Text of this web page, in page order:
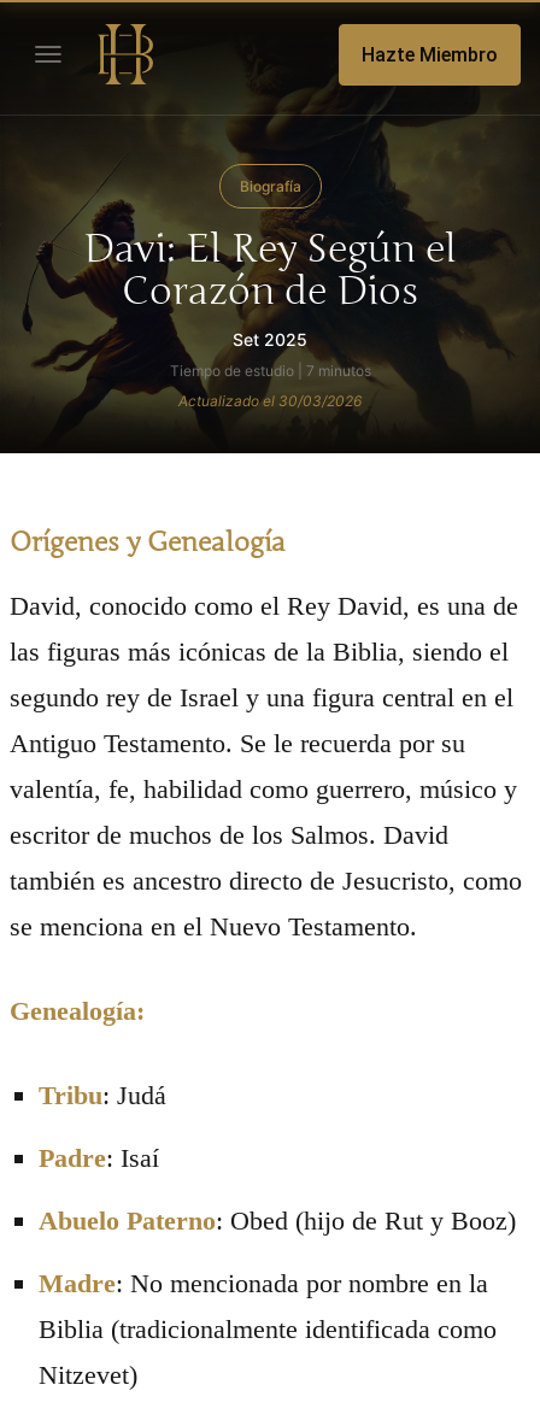
Hazte Miembro
Biografía
Davi: El Rey Según el
Corazón de Dios
Set 2025
Tiempo de estudio | 7 minutos
Actualizado el 30/03/2026
Orígenes y Genealogía
David, conocido como el Rey David, es una de
las figuras más icónicas de la Biblia, siendo el
segundo rey de Israel y una figura central en el
Antiguo Testamento. Se le recuerda por su
valentía, fe, habilidad como guerrero, músico y
escritor de muchos de los Salmos. David
también es ancestro directo de Jesucristo, como
se menciona en el Nuevo Testamento.
Genealogía:
Tribu: Judá
Padre: Isaí
Abuelo Paterno: Obed (hijo de Rut y Booz)
Madre: No mencionada por nombre en la
Biblia (tradicionalmente identificada como
Nitzevet)